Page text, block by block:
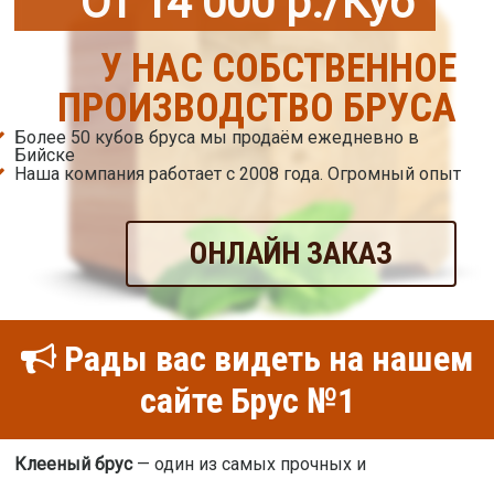
У НАС СОБСТВЕННОЕ
ПРОИЗВОДСТВО БРУСА
Более 50 кубов бруса мы продаём ежедневно в
Бийске
Наша компания работает с 2008 года. Огромный опыт
ОНЛАЙН ЗАКАЗ
Рады вас видеть на нашем
сайте Брус №1
Клееный брус— один из самых прочных и